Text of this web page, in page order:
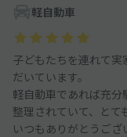
軽自動車
子どもたちを連れて
だいています。
軽自動車であれば充分
整理されていて、とて
いつもありがとうござ